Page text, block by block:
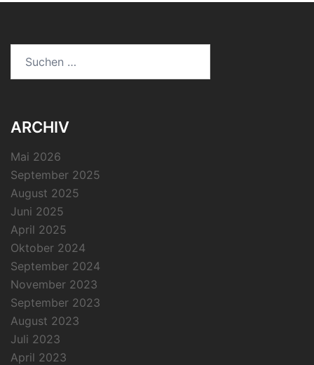
ARCHIV
Mai 2026
September 2025
August 2025
Juni 2025
April 2025
Oktober 2024
September 2024
November 2023
September 2023
August 2023
Juli 2023
April 2023